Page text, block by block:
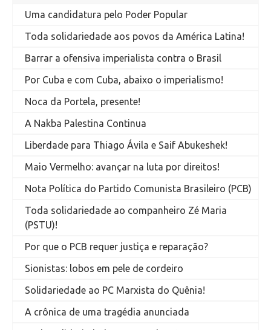
Uma candidatura pelo Poder Popular
Toda solidariedade aos povos da América Latina!
Barrar a ofensiva imperialista contra o Brasil
Por Cuba e com Cuba, abaixo o imperialismo!
Noca da Portela, presente!
A Nakba Palestina Continua
Liberdade para Thiago Ávila e Saif Abukeshek!
Maio Vermelho: avançar na luta por direitos!
Nota Política do Partido Comunista Brasileiro (PCB)
Toda solidariedade ao companheiro Zé Maria
(PSTU)!
Por que o PCB requer justiça e reparação?
Sionistas: lobos em pele de cordeiro
Solidariedade ao PC Marxista do Quênia!
A crônica de uma tragédia anunciada